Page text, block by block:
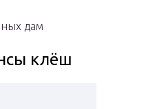
дам
клёш